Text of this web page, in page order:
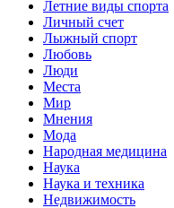
Летние виды спорта
Личный счет
Лыжный спорт
Любовь
Люди
Места
Мир
Мнения
Мода
Народная медицина
Наука
Наука и техника
Недвижимость